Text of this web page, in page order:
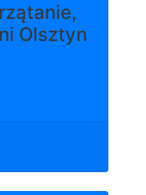
Olsztyn